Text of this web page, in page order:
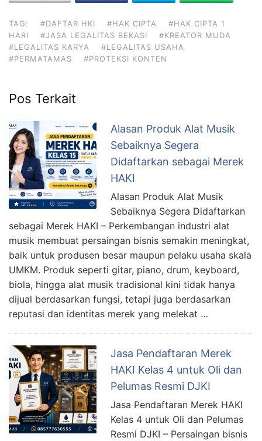
TAG: #DAFTAR HKI #HAK CIPTA
#HAK CIPTA 1
HARI
#JASA LEGALITAS BEKASI
#KREATOR MUDA
#LEGALITAS KARYA
#LEGALITAS USAHA
#PERMATAMAS
#PROTEKSI KONTEN
Pos Terkait
Alasan Produk Alat Musik
Sebaiknya Segera
Didaftarkan sebagai Merek
HAKI
Alasan Produk Alat Musik
Sebaiknya Segera Didaftarkan
sebagai Merek HAKI – Perkembangan industri alat
musik membuat persaingan bisnis semakin meningkat,
baik untuk produsen besar maupun pelaku usaha skala
UMKM. Produk seperti gitar, piano, drum, keyboard,
biola, hingga alat musik tradisional kini tidak hanya
dijual berdasarkan fungsi, tetapi juga berdasarkan
reputasi dan identitas merek yang melekat …
Jasa Pendaftaran Merek
HAKI Kelas 4 untuk Oli dan
Pelumas Resmi DJKI
Jasa Pendaftaran Merek HAKI
Kelas 4 untuk Oli dan Pelumas
Resmi DJKI – Persaingan bisnis